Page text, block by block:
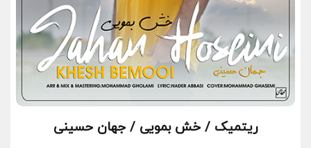
ریتمیک / خش بمویی / جهان حسینی